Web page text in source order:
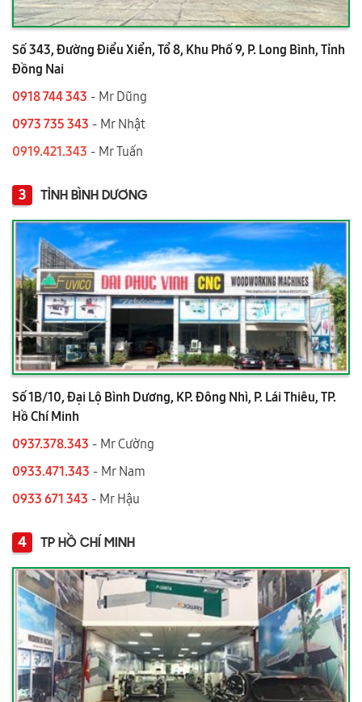
Số 343, Đường Điểu Xiển, Tổ 8, Khu Phố 9, P. Long Bình, Tỉnh
Đồng Nai
0918 744 343 - Mr Dũng
0973 735 343 - Mr Nhật
0919.421.343 ​​​​​​ - Mr Tuấn
3 TỈNH BÌNH DƯƠNG
Số 1B/10, Đại Lộ Bình Dương, KP. Đông Nhì, P. Lái Thiêu, TP.
Hồ Chí Minh
0937.378.343 - Mr Cường
0933.471.343 - Mr Nam
0933 671 343 - Mr Hậu
4 TP HỒ CHÍ MINH